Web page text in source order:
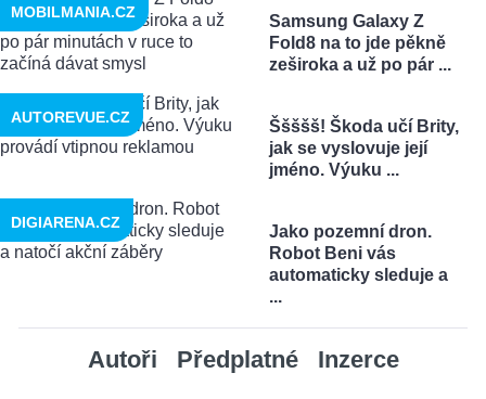
Samsung Galaxy Z
Fold8 na to jde pěkně
zeširoka a už po pár ...
MOBILMANIA.CZ
Ššššš! Škoda učí Brity,
jak se vyslovuje její
jméno. Výuku ...
AUTOREVUE.CZ
Jako pozemní dron.
Robot Beni vás
automaticky sleduje a
...
DIGIARENA.CZ
Autoři Předplatné Inzerce